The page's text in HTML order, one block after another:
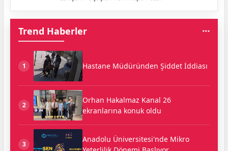
Trend Haberler
1 Hastane Müdüründen Şiddet İddiası
2
Orhan Hakalmaz Kanal 26
ekranlarına konuk oldu
3
Anadolu Üniversitesi'nde Mikro